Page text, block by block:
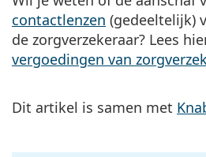
contactlenzen (gedeeltelijk)
de zorgverzekeraar? Lees
vergoedingen van
Dit artikel is samen met